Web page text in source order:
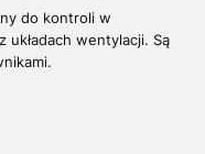
do kontroli w
układach wentylacji. Są